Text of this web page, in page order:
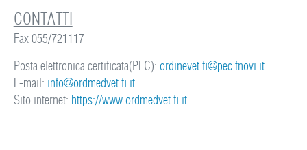
CONTATTI
Fax 055/721117
Posta elettronica certificata(PEC): ordinevet.fi@pec.fnovi.it
E-mail: info@ordmedvet.fi.it
Sito internet: https://www.ordmedvet.fi.it